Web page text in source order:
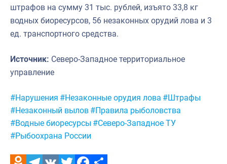
штрафов на сумму 31 тыс. рублей, изъято 33,8 кг
водных биоресурсов, 56 незаконных орудий лова и 3
ед. транспортного средства.
Источник: Северо-Западное территориальное
управление
Метки:
#Нарушения #Незаконные орудия лова #Штрафы
#Незаконный вылов #Правила рыболовства
#Водные биоресурсы #Северо-Западное ТУ
#Рыбоохрана России